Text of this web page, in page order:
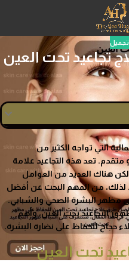
تجميل
تجاعيد تحت العين
التي تواجه الكثير من
تعد هذه التجاعيد علامة
هناك العديد من العوامل
لذلك، من المهم البحث عن أفضل
مظهر البشرة الصحي والشبابي.
التجاعيد تحت العين، وأهم
حجاح للحفاظ على نضارة البشرة.
تحت العين